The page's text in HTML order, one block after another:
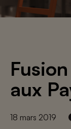
aux
18 mars 2019